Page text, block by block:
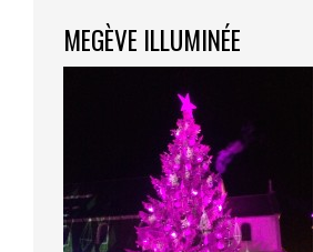
MEGÈVE ILLUMINÉE